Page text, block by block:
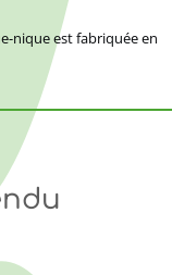
nique est fabriquée en